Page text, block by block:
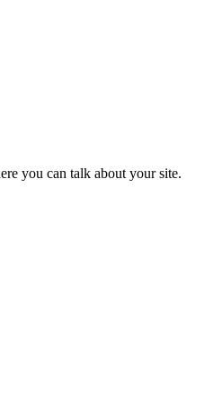
you can talk about your site.